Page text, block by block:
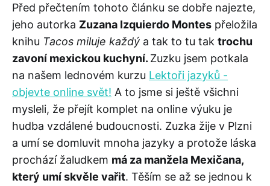
Před přečtením tohoto článku se dobře najezte,
jeho autorka Zuzana Izquierdo Montes přeložila
knihu Tacos miluje každý a tak to tu tak trochu
zavoní mexickou kuchyní. Zuzku jsem potkala
na našem lednovém kurzu Lektoři jazyků -
objevte online svět! A to jsme si ještě všichni
mysleli, že přejít komplet na online výuku je
hudba vzdálené budoucnosti. Zuzka žije v Plzni
a umí se domluvit mnoha jazyky a protože láska
prochází žaludkem má za manžela Mexičana,
který umí skvěle vařit. Těším se až se jednou k